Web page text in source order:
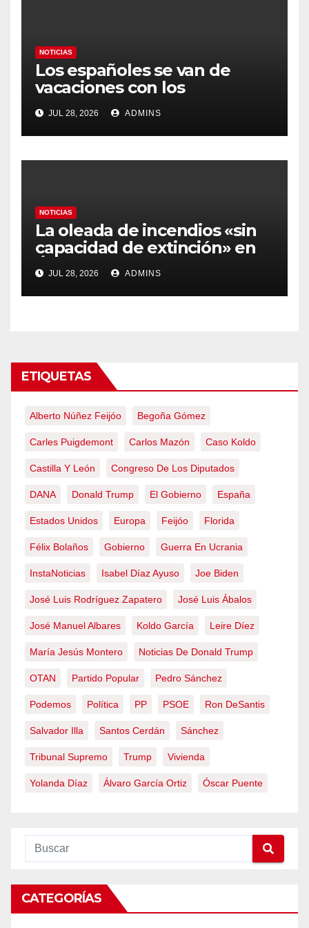
NOTICIAS
Los españoles se van de
vacaciones con los
carburantes hasta un 21%
más caros que el año pasado
y los hoteles disparados
JUL 28, 2026 ADMINS
NOTICIAS
La oleada de incendios «sin
capacidad de extinción» en
Ávila y al oeste de Madrid
obliga a declarar la
emergencia nacional
JUL 28, 2026 ADMINS
ETIQUETAS
Alberto Núñez Feijóo Begoña Gómez
Carles Puigdemont Carlos Mazón Caso Koldo
Castilla Y León Congreso De Los Diputados
DANA Donald Trump El Gobierno España
Estados Unidos Europa Feijóo Florida
Félix Bolaños Gobierno Guerra En Ucrania
InstaNoticias Isabel Díaz Ayuso Joe Biden
José Luis Rodríguez Zapatero José Luis Ábalos
José Manuel Albares Koldo García Leire Díez
María Jesús Montero Noticias De Donald Trump
OTAN Partido Popular Pedro Sánchez
Podemos Política PP PSOE Ron DeSantis
Salvador Illa Santos Cerdán Sánchez
Tribunal Supremo Trump Vivienda
Yolanda Díaz Álvaro García Ortiz Óscar Puente
CATEGORÍAS